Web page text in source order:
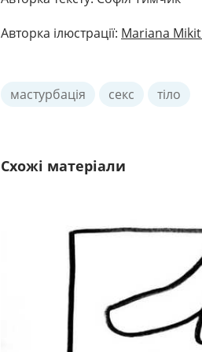
Авторка ілюстрації: Mariana
мастурбація секс тіло
Схожі матеріали